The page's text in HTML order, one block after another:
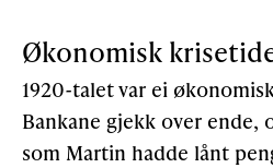
Økonomisk
1920-talet var ei
Bankane gjekk over ende,
som Martin hadde lånt